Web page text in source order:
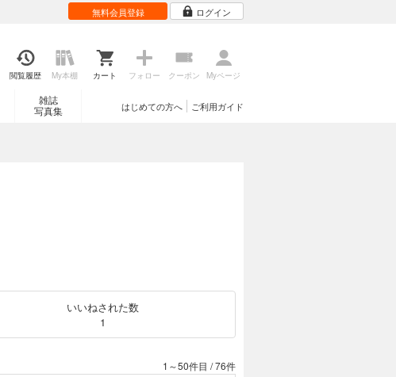
無料会員登録 ログイン
閲覧履歴 My本棚 カート フォロー クーポン Myページ
雑誌
写真集
ご利用ガイド
はじめての方へ
いいねされた数
1
1～50件目 /76件